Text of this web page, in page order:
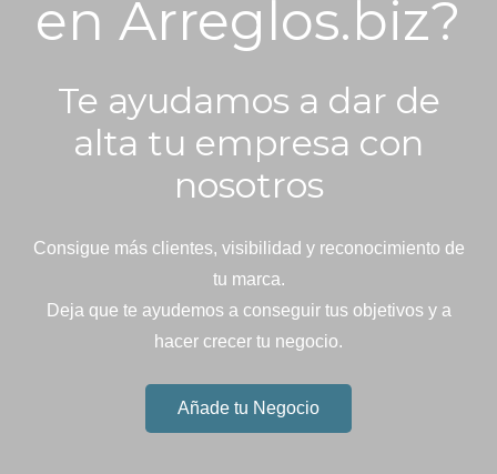
en Arreglos.biz?
Te ayudamos a dar de
alta tu empresa con
nosotros
Consigue más clientes, visibilidad y reconocimiento de
tu marca.
Deja que te ayudemos a conseguir tus objetivos y a
hacer crecer tu negocio.
Añade tu Negocio